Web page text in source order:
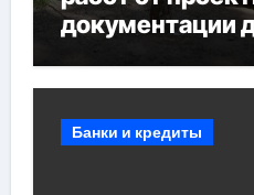
документации
мероприятий и
Банки и кредиты